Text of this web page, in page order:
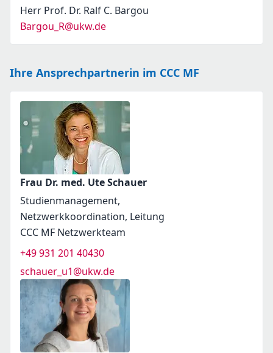
Herr Prof. Dr. Ralf C. Bargou
Bargou_R@ukw.de
Ihre Ansprechpartnerin im CCC MF
Frau Dr. med. Ute Schauer
Studienmanagement,
Netzwerkkoordination, Leitung
CCC MF Netzwerkteam
+49 931 201 40430
schauer_u1@ukw.de